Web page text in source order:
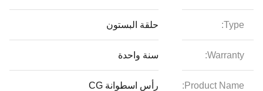
Type: حلقة البستون
Warranty: سنة واحدة
Product Name: رأس اسطوانة CG